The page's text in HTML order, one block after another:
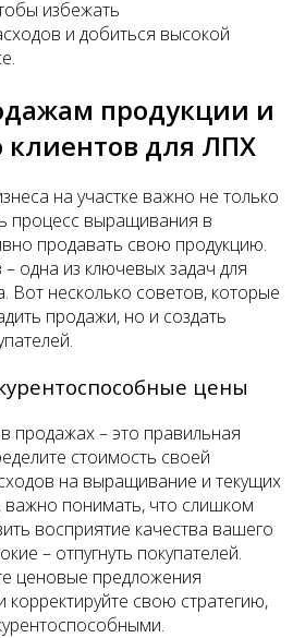
избежать
и добиться высокой
продукции и
для ЛПХ
на участке важно не только
процесс выращивания в
продавать свою продукцию.
одна из ключевых задач для
несколько советов, которые
продажи, но и создать
цены
продажах – это правильная
стоимость своей
на выращивание и текущих
понимать, что слишком
восприятие качества вашего
– отпугнуть покупателей.
ценовые предложения
корректируйте свою стратегию,